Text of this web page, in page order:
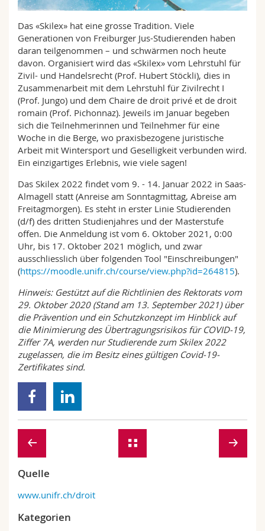
Math.-Nat. und Med. Fak.
Interfakultär
Mitarbeitende
Doktorierende
Webmail
Vorlesungsverzeichnis
MyUnifr
Das «Skilex» hat eine grosse Tradition. Viele
Generationen von Freiburger Jus-Studierenden haben
daran teilgenommen – und schwärmen noch heute
davon. Organisiert wird das «Skilex» vom Lehrstuhl für
Zivil- und Handelsrecht (Prof. Hubert Stöckli), dies in
Zusammenarbeit mit dem Lehrstuhl für Zivilrecht I
(Prof. Jungo) und dem Chaire de droit privé et de droit
romain (Prof. Pichonnaz). Jeweils im Januar begeben
sich die Teilnehmerinnen und Teilnehmer für eine
Woche in die Berge, wo praxisbezogene juristische
Arbeit mit Wintersport und Geselligkeit verbunden wird.
Ein einzigartiges Erlebnis, wie viele sagen!
Das Skilex 2022 findet vom 9. - 14. Januar 2022 in Saas-
Almagell statt (Anreise am Sonntagmittag, Abreise am
Freitagmorgen). Es steht in erster Linie Studierenden
(d/f) des dritten Studienjahres und der Masterstufe
offen. Die Anmeldung ist vom 6. Oktober 2021, 0:00
Uhr, bis 17. Oktober 2021 möglich, und zwar
ausschliesslich über folgenden Tool "Einschreibungen"
(https://moodle.unifr.ch/course/view.php?id=264815).
Hinweis: Gestützt auf die Richtlinien des Rektorats vom
29. Oktober 2020 (Stand am 13. September 2021) über
die Prävention und ein Schutzkonzept im Hinblick auf
die Minimierung des Übertragungsrisikos für COVID-19,
Ziffer 7A, werden nur Studierende zum Skilex 2022
zugelassen, die im Besitz eines gültigen Covid-19-
Zertifikates sind.
Quelle
www.unifr.ch/droit
Kategorien